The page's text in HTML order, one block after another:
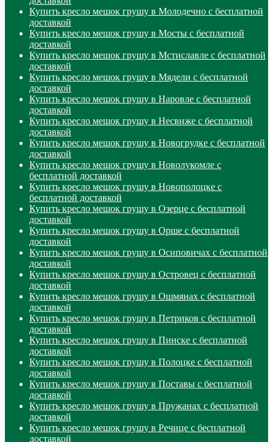
Купить кресло мешок грушу в Молодечно с бесплатной
доставкой
Купить кресло мешок грушу в Мосты с бесплатной
доставкой
Купить кресло мешок грушу в Мстиславле с бесплатной
доставкой
Купить кресло мешок грушу в Мядели с бесплатной
доставкой
Купить кресло мешок грушу в Наровле с бесплатной
доставкой
Купить кресло мешок грушу в Несвиже с бесплатной
доставкой
Купить кресло мешок грушу в Новогрудке с бесплатной
доставкой
Купить кресло мешок грушу в Новолукомле с
бесплатной доставкой
Купить кресло мешок грушу в Новополоцке с
бесплатной доставкой
Купить кресло мешок грушу в Озерце с бесплатной
доставкой
Купить кресло мешок грушу в Орше с бесплатной
доставкой
Купить кресло мешок грушу в Осиповичах с бесплатной
доставкой
Купить кресло мешок грушу в Островец с бесплатной
доставкой
Купить кресло мешок грушу в Ошмянах с бесплатной
доставкой
Купить кресло мешок грушу в Петриков с бесплатной
доставкой
Купить кресло мешок грушу в Пинске с бесплатной
доставкой
Купить кресло мешок грушу в Полоцке с бесплатной
доставкой
Купить кресло мешок грушу в Поставы с бесплатной
доставкой
Купить кресло мешок грушу в Пружанах с бесплатной
доставкой
Купить кресло мешок грушу в Речице с бесплатной
доставкой